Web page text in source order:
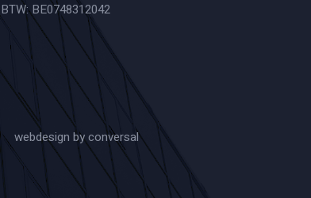
BTW: BE0748312042
webdesign by conversal